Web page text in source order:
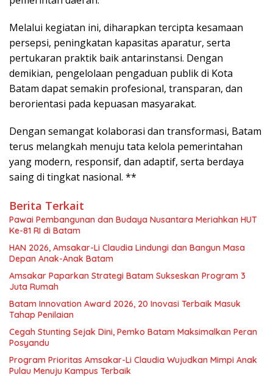
Melalui kegiatan ini, diharapkan tercipta kesamaan
persepsi, peningkatan kapasitas aparatur, serta
pertukaran praktik baik antarinstansi. Dengan
demikian, pengelolaan pengaduan publik di Kota
Batam dapat semakin profesional, transparan, dan
berorientasi pada kepuasan masyarakat.
Dengan semangat kolaborasi dan transformasi, Batam
terus melangkah menuju tata kelola pemerintahan
yang modern, responsif, dan adaptif, serta berdaya
saing di tingkat nasional. **
Berita Terkait
Pawai Pembangunan dan Budaya Nusantara Meriahkan HUT
Ke-81 RI di Batam
HAN 2026, Amsakar-Li Claudia Lindungi dan Bangun Masa
Depan Anak-Anak Batam
Amsakar Paparkan Strategi Batam Sukseskan Program 3
Juta Rumah
Batam Innovation Award 2026, 20 Inovasi Terbaik Masuk
Tahap Penilaian
Cegah Stunting Sejak Dini, Pemko Batam Maksimalkan Peran
Posyandu
Program Prioritas Amsakar-Li Claudia Wujudkan Mimpi Anak
Pulau Menuju Kampus Terbaik